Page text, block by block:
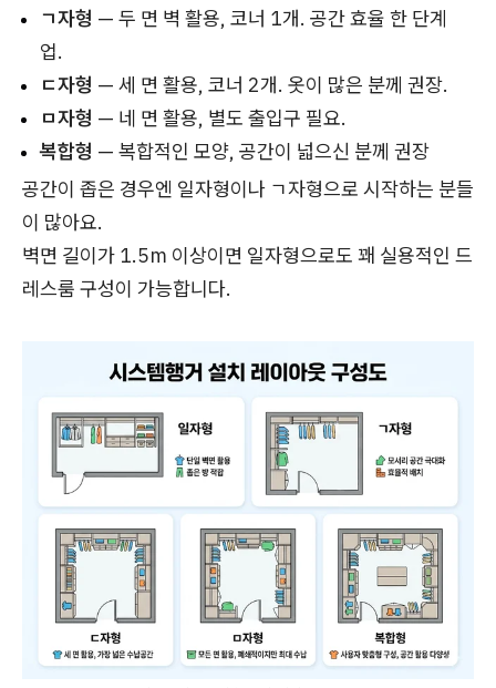
ㄱ자형 — 두 면 벽 활용, 코너 1개. 공간 효율 한 단계
업.
ㄷ자형 — 세 면 활용, 코너 2개. 옷이 많은 분께 권장.
ㅁ자형 — 네 면 활용, 별도 출입구 필요.
복합형 — 복합적인 모양, 공간이 넓으신 분께 권장
공간이 좁은 경우엔 일자형이나 ㄱ자형으로 시작하는 분들
이 많아요.
벽면 길이가 1.5m 이상이면 일자형으로도 꽤 실용적인 드
레스룸 구성이 가능합니다.